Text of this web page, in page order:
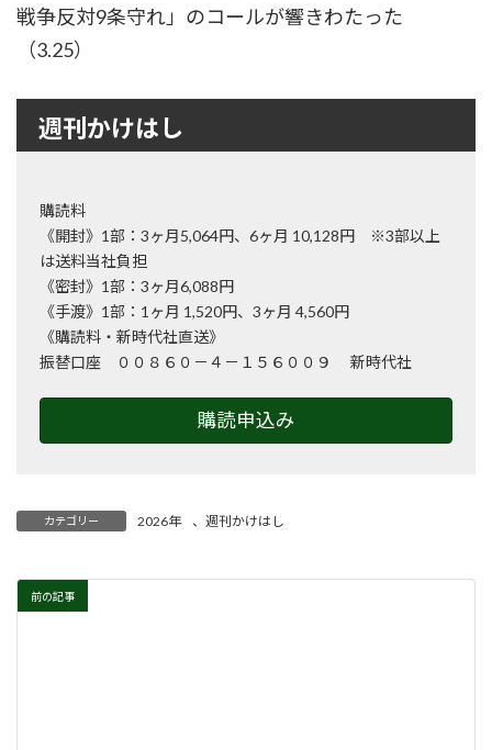
戦争反対9条守れ」のコールが響きわたった
（3.25）
週刊かけはし
購読料
《開封》1部：3ヶ月5,064円、6ヶ月 10,128円 ※3部以上
は送料当社負担
《密封》1部：3ヶ月6,088円
《手渡》1部：1ヶ月 1,520円、3ヶ月 4,560円
《購読料・新時代社直送》
振替口座 ００８６０－４－１５６００９ 新時代社
購読申込み
カテゴリー 2026年 、 週刊かけはし
前の記事